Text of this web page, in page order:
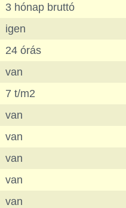
3 hónap bruttó
igen
24 órás
van
7 t/m2
van
van
van
van
van